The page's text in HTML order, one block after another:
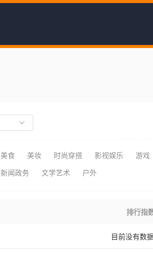
美食 美妆 时尚穿搭 影视娱乐 游戏
新闻政务 文学艺术 户外
排行指
目前没有数据